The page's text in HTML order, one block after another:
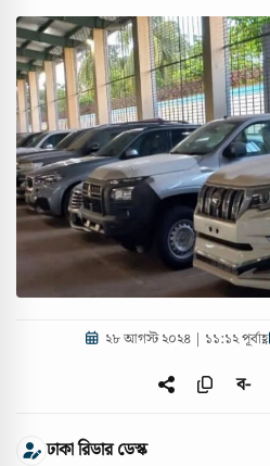
২৮ আগস্ট ২০২৪ | ১১:১২ পূর্বাহ্ণ
ব-
ঢাকা রিডার ডেস্ক